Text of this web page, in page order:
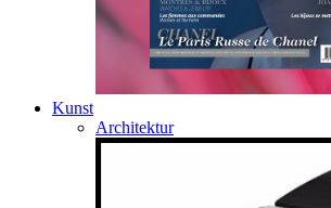
Kunst
Architektur